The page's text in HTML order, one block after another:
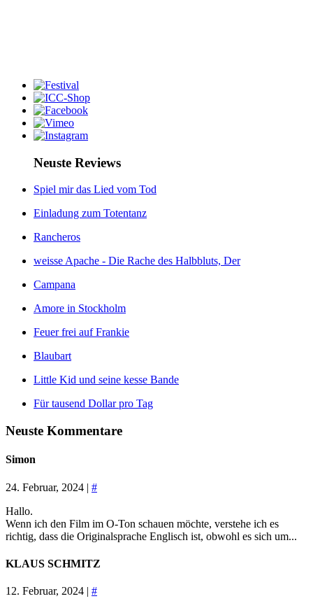
Neuste Reviews
Spiel mir das Lied vom Tod
Einladung zum Totentanz
Rancheros
weisse Apache - Die Rache des Halbbluts, Der
Campana
Amore in Stockholm
Feuer frei auf Frankie
Blaubart
Little Kid und seine kesse Bande
Für tausend Dollar pro Tag
Neuste Kommentare
Simon
24. Februar, 2024 | #
Hallo.
Wenn ich den Film im O-Ton schauen möchte, verstehe ich es
richtig, dass die Originalsprache Englisch ist, obwohl es sich um...
KLAUS SCHMITZ
12. Februar, 2024 | #